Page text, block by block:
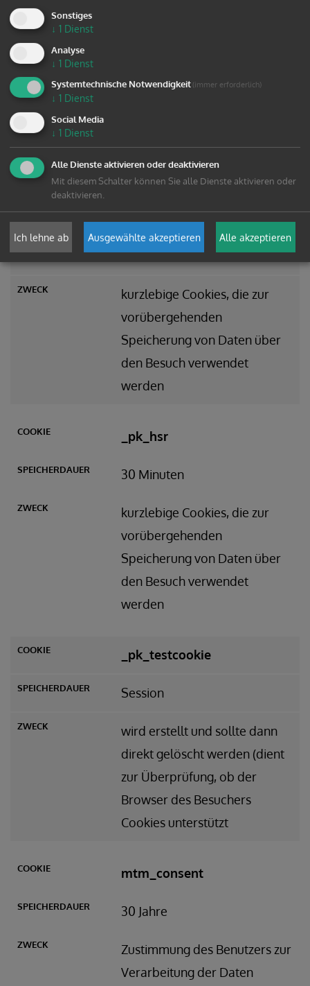
den Besuch verwendet
werden
30 Minuten
kurzlebige Cookies, die zur
vorübergehenden
Speicherung von Daten über
den Besuch verwendet
werden
_pk_hsr
30 Minuten
kurzlebige Cookies, die zur
vorübergehenden
Speicherung von Daten über
den Besuch verwendet
werden
_pk_testcookie
Session
wird erstellt und sollte dann
direkt gelöscht werden (dient
zur Überprüfung, ob der
Browser des Besuchers
Cookies unterstützt
mtm_consent
30 Jahre
Zustimmung des Benutzers zur
Verarbeitung der Daten
Sonstiges
↓ 1 Dienst
Analyse
↓ 1 Dienst
Systemtechnische Notwendigkeit (immer erforderlich)
↓ 1 Dienst
Social Media
↓ 1 Dienst
Alle Dienste aktivieren oder deaktivieren
Mit diesem Schalter können Sie alle Dienste aktivieren oder
deaktivieren.
Ich lehne ab Ausgewählte akzeptieren Alle akzeptieren